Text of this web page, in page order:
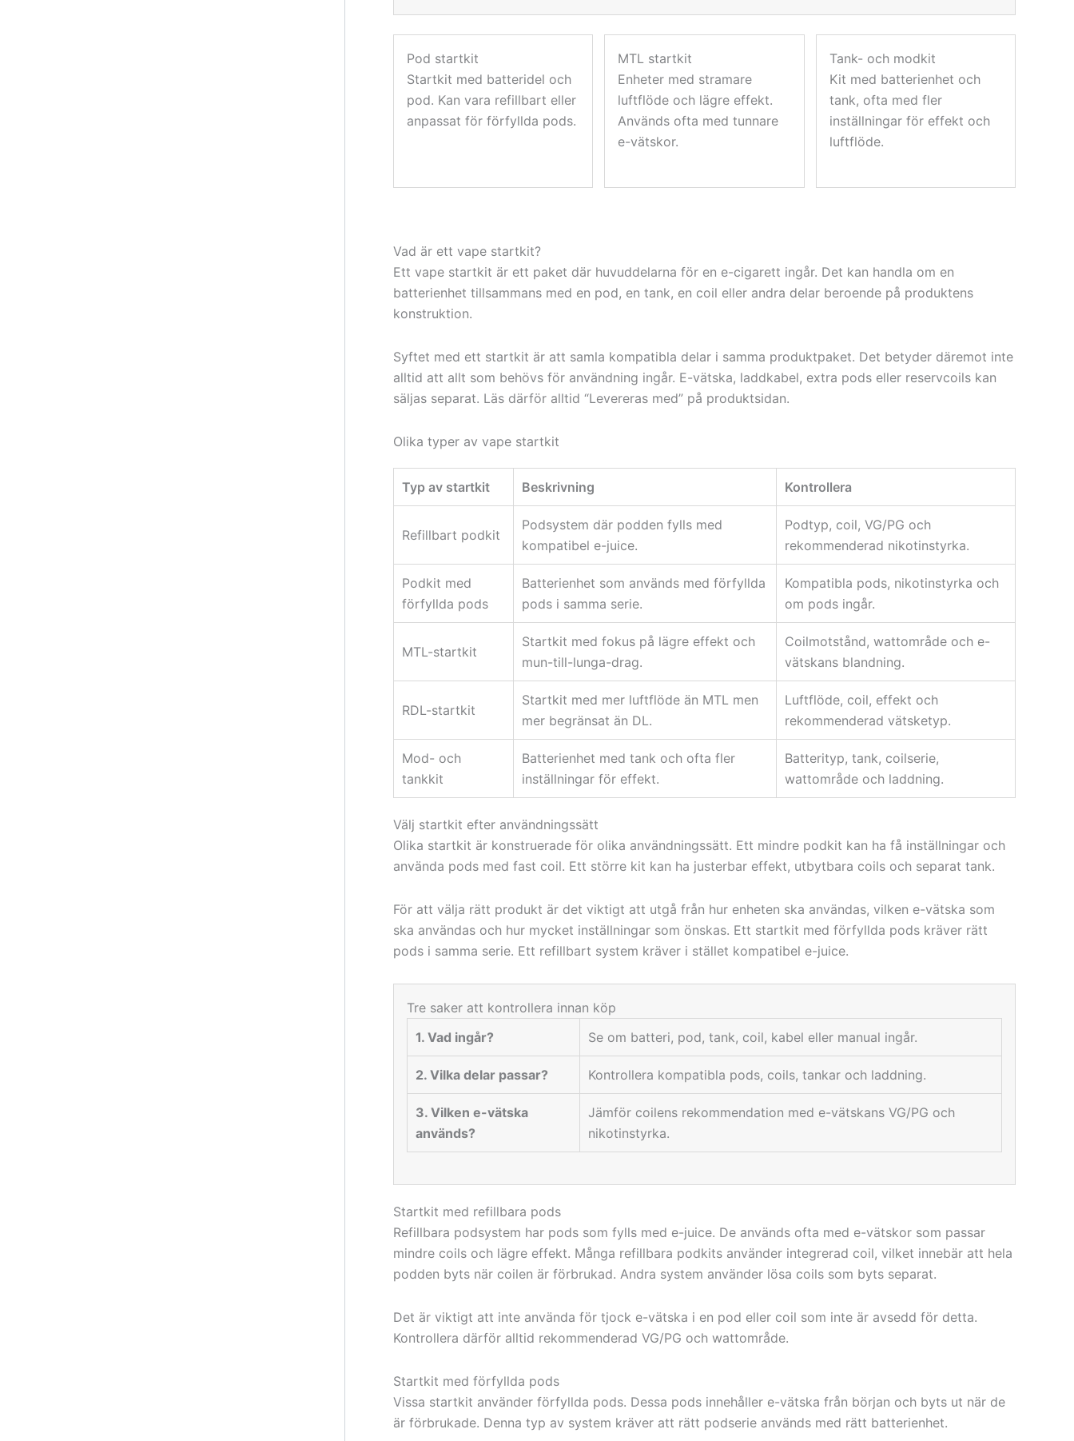
Pod startkit
Startkit med batteridel och
pod. Kan vara refillbart eller
anpassat för förfyllda pods.
MTL startkit
Enheter med stramare
luftflöde och lägre effekt.
Används ofta med tunnare
e-vätskor.
Tank- och modkit
Kit med batterienhet och
tank, ofta med fler
inställningar för effekt och
luftflöde.
Vad är ett vape startkit?
Ett vape startkit är ett paket där huvuddelarna för en e-cigarett ingår. Det kan handla om en
batterienhet tillsammans med en pod, en tank, en coil eller andra delar beroende på produktens
konstruktion.
Syftet med ett startkit är att samla kompatibla delar i samma produktpaket. Det betyder däremot inte
alltid att allt som behövs för användning ingår. E-vätska, laddkabel, extra pods eller reservcoils kan
säljas separat. Läs därför alltid “Levereras med” på produktsidan.
Olika typer av vape startkit
Typ av startkit Beskrivning Kontrollera
Refillbart podkit
Podsystem där podden fylls med
kompatibel e-juice.
Podtyp, coil, VG/PG och
rekommenderad nikotinstyrka.
Podkit med
förfyllda pods
Batterienhet som används med förfyllda
pods i samma serie.
Kompatibla pods, nikotinstyrka och
om pods ingår.
MTL-startkit
Startkit med fokus på lägre effekt och
mun-till-lunga-drag.
Coilmotstånd, wattområde och e-
vätskans blandning.
RDL-startkit
Startkit med mer luftflöde än MTL men
mer begränsat än DL.
Luftflöde, coil, effekt och
rekommenderad vätsketyp.
Mod- och
tankkit
Batterienhet med tank och ofta fler
inställningar för effekt.
Batterityp, tank, coilserie,
wattområde och laddning.
Välj startkit efter användningssätt
Olika startkit är konstruerade för olika användningssätt. Ett mindre podkit kan ha få inställningar och
använda pods med fast coil. Ett större kit kan ha justerbar effekt, utbytbara coils och separat tank.
För att välja rätt produkt är det viktigt att utgå från hur enheten ska användas, vilken e-vätska som
ska användas och hur mycket inställningar som önskas. Ett startkit med förfyllda pods kräver rätt
pods i samma serie. Ett refillbart system kräver i stället kompatibel e-juice.
Tre saker att kontrollera innan köp
1. Vad ingår?
Se om batteri, pod, tank, coil, kabel eller manual ingår.
2. Vilka delar passar? Kontrollera kompatibla pods, coils, tankar och laddning.
3. Vilken e-vätska
används?
Jämför coilens rekommendation med e-vätskans VG/PG och
nikotinstyrka.
Startkit med refillbara pods
Refillbara podsystem har pods som fylls med e-juice. De används ofta med e-vätskor som passar
mindre coils och lägre effekt. Många refillbara podkits använder integrerad coil, vilket innebär att hela
podden byts när coilen är förbrukad. Andra system använder lösa coils som byts separat.
Det är viktigt att inte använda för tjock e-vätska i en pod eller coil som inte är avsedd för detta.
Kontrollera därför alltid rekommenderad VG/PG och wattområde.
Startkit med förfyllda pods
Vissa startkit använder förfyllda pods. Dessa pods innehåller e-vätska från början och byts ut när de
är förbrukade. Denna typ av system kräver att rätt podserie används med rätt batterienhet.